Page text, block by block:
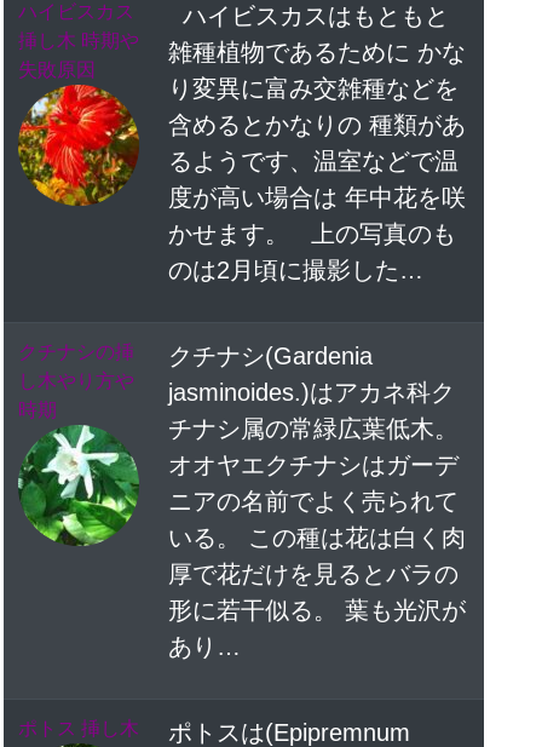
ハイビスカス
挿し木 時期や
失敗原因
ハイビスカスはもともと
雑種植物であるために かな
り変異に富み交雑種などを
含めるとかなりの 種類があ
るようです、温室などで温
度が高い場合は 年中花を咲
かせます。 上の写真のも
のは2月頃に撮影した…
クチナシの挿
し木やり方や
時期
クチナシ(Gardenia
jasminoides.)はアカネ科ク
チナシ属の常緑広葉低木。
オオヤエクチナシはガーデ
ニアの名前でよく売られて
いる。 この種は花は白く肉
厚で花だけを見るとバラの
形に若干似る。 葉も光沢が
あり…
ポトス 挿し木
ポトスは(Epipremnum